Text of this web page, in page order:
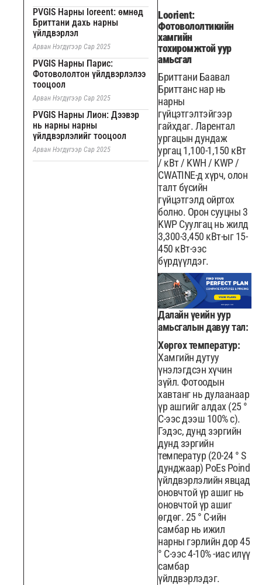
PVGIS Нарны loreent: өмнөд
Бриттани дахь нарны
үйлдвэрлэл
Арван Нэгдүгээр Сар 2025
PVGIS Нарны Парис:
Фотовололтон үйлдвэрлэлээ
тооцоол
Арван Нэгдүгээр Сар 2025
PVGIS Нарны Лион: Дээвэр
нь нарны нарны
үйлдвэрлэлийг тооцоол
Арван Нэгдүгээр Сар 2025
Loorient:
Фотовололтикийн
хамгийн
тохиромжтой уур
амьсгал
Бриттани Баавал
Бриттанс нар нь
нарны
гүйцэтгэлтэйгээр
гайхдаг. Ларентал
ургацын дундаж
ургац 1,100-1,150 кВт
/ кВт / KWH / KWP /
CWATINE-д хүрч, олон
талт бүсийн
гүйцэтгэлд ойртох
болно. Орон сууцны 3
KWP Суулгац нь жилд
3,300-3,450 кВт-ыг 15-
450 кВт-ээс
бүрдүүлдэг.
Далайн үеийн уур
амьсгалын давуу тал:
Хөргөх температур:
Хамгийн дутуу
үнэлэгдсэн хүчин
зүйл. Фотоодын
хавтанг нь дулаанаар
үр ашгийг алдах (25 °
C-ээс дээш 100% c).
Гэдэс, дунд зэргийн
дунд зэргийн
температур (20-24 ° S
дунджаар) PoEs Poind
үйлдвэрлэлийн явцад
оновчтой үр ашиг нь
оновчтой үр ашиг
өгдөг. 25 ° C-ийн
самбар нь ижил
нарны гэрлийн дор 45
° C-ээс 4-10% -иас илүү
самбар
үйлдвэрлэдэг.